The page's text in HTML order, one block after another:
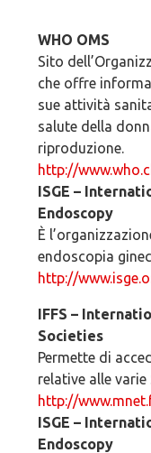
WHO OMS
Sito
che offre
sue attività
salute della
riproduzione.
http://
ISGE –
Endoscopy
È
endoscopia
http://
IFFS –
Societies
Permette di
relative alle
http://
ISGE –
Endoscopy